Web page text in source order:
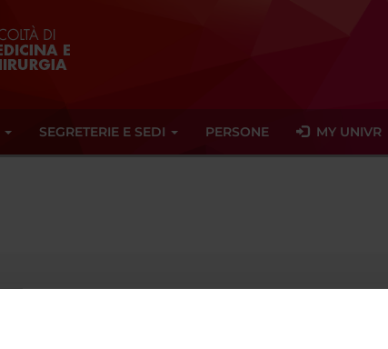
SEGRETERIE E SEDI PERSONE MY UNIVR